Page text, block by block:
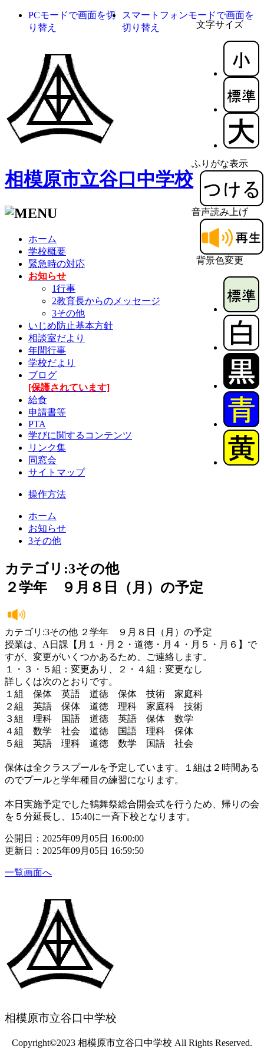
文字サイズ
ふりがな表示
音声読み上げ
背景色変更
PCモードで画面を切
り替え
スマートフォンモードで画面を
切り替え
相模原市立谷口中学校
ホーム
学校概要
緊急時の対応
お知らせ
1行事
2教育長からのメッセージ
3その他
いじめ防止基本方針
相談室だより
年間行事
学校だより
ブログ
[保護されています]
給食
申請書等
PTA
学びに関するコンテンツ
リンク集
同窓会
サイトマップ
操作方法
ホーム
お知らせ
3その他
カテゴリ:3その他
２学年 ９月８日（月）の予定
カテゴリ:3その他 ２学年 ９月８日（月）の予定
授業は、A日課【月１・月２・道徳・月４・月５・月６】で
すが、変更がいくつかあるため、ご連絡します。
１・３・５組：変更あり、２・４組：変更なし
詳しくは次のとおりです。
１組 保体 英語 道徳 保体 技術 家庭科
２組 英語 保体 道徳 理科 家庭科 技術
３組 理科 国語 道徳 英語 保体 数学
４組 数学 社会 道徳 国語 理科 保体
５組 英語 理科 道徳 数学 国語 社会
保体は全クラスプールを予定しています。１組は２時間ある
のでプールと学年種目の練習になります。
本日実施予定でした鶴舞祭総合開会式を行うため、帰りの会
を５分延長し、15:40に一斉下校となります。
公開日：2025年09月05日 16:00:00
更新日：2025年09月05日 16:59:50
一覧画面へ
相模原市立谷口中学校
Copyright©2023 相模原市立谷口中学校 All Rights Reserved.